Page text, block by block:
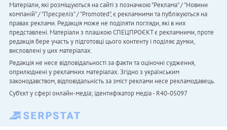
Матеріали, які розміщуються на сайті з позначкою "Реклама" / "Новини
компаній" / "Пресреліз" / "Promoted", є рекламними та публікуються на
правах реклами. Редакція може не поділяти погляди, які в них
представлені. Матеріали з плашкою СПЕЦПРОЄКТ є рекламними, проте
редакція бере участь у підготовці цього контенту і поділяє думки,
висловлені у цих матеріалах.
Редакція не несе відповідальності за факти та оціночні судження,
оприлюднені у рекламних матеріалах. Згідно з українським
законодавством, відповідальність за зміст реклами несе рекламодавець.
Cуб'єкт у сфері онлайн-медіа; ідентифікатор медіа - R40-05097